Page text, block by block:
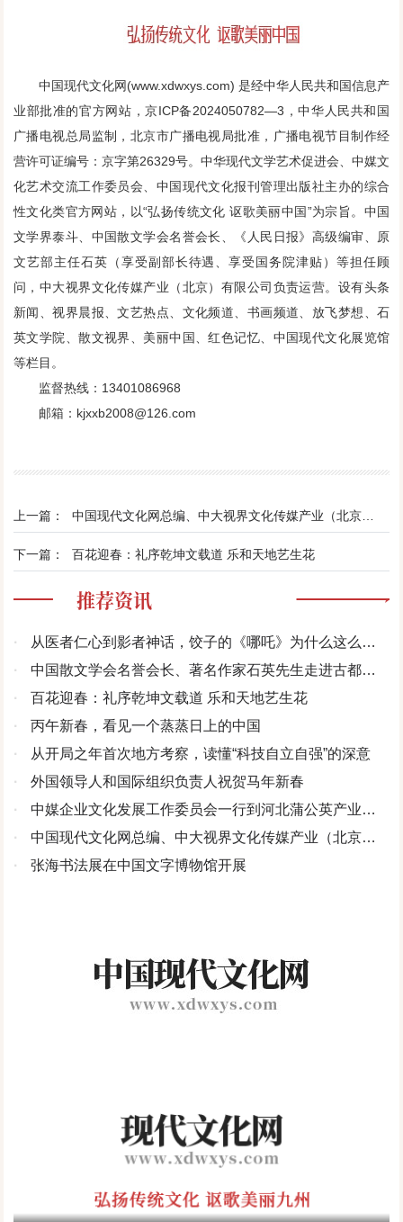
推荐资讯
·
从医者仁心到影者神话，饺子的《哪吒》为什么这么好
看？
·
中国散文学会名誉会长、著名作家石英先生走进古都安
阳
·
百花迎春：礼序乾坤文载道 乐和天地艺生花
·
丙午新春，看见一个蒸蒸日上的中国
·
从开局之年首次地方考察，读懂“科技自立自强”的深意
·
外国领导人和国际组织负责人祝贺马年新春
·
中媒企业文化发展工作委员会一行到河北蒲公英产业基
地调研
·
中国现代文化网总编、中大视界文化传媒产业（北京）
有限公司董事会主席林膑新年贺词
· 张海书法展在中国文字博物馆开展
中国现代文化网(www.xdwxys.com) 是经中华人民共和国信息产
业部批准的官方网站，京ICP备2024050782—3，中华人民共和国
广播电视总局监制，北京市广播电视局批准，广播电视节目制作经
营许可证编号：京字第26329号。中华现代文学艺术促进会、中媒文
化艺术交流工作委员会、中国现代文化报刊管理出版社主办的综合
性文化类官方网站，以“弘扬传统文化 讴歌美丽中国”为宗旨。中国
文学界泰斗、中国散文学会名誉会长、《人民日报》高级编审、原
文艺部主任石英（享受副部长待遇、享受国务院津贴）等担任顾
问，中大视界文化传媒产业（北京）有限公司负责运营。设有头条
新闻、视界晨报、文艺热点、文化频道、书画频道、放飞梦想、石
英文学院、散文视界、美丽中国、红色记忆、中国现代文化展览馆
等栏目。
监督热线：13401086968
邮箱：kjxxb2008@126.com
上一篇： 中国现代文化网总编、中大视界文化传媒产业（北京）有限公司董事会主席林膑新年贺词
下一篇： 百花迎春：礼序乾坤文载道 乐和天地艺生花